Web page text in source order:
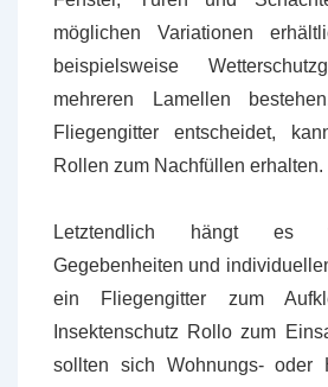
möglichen Variationen
beispielsweise
mehreren Lamellen
Fliegengitter entscheidet,
Rollen zum Nachfüllen erhalten.
Letztendlich hängt es
Gegebenheiten und
ein Fliegengitter zum
Insektenschutz Rollo zum
sollten sich Wohnungs- oder